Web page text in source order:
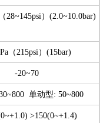
28~145psi）(2.0~10.0bar)
（215psi）(15bar)
-20~70
单动型: 50~800
>150(0~+1.4)